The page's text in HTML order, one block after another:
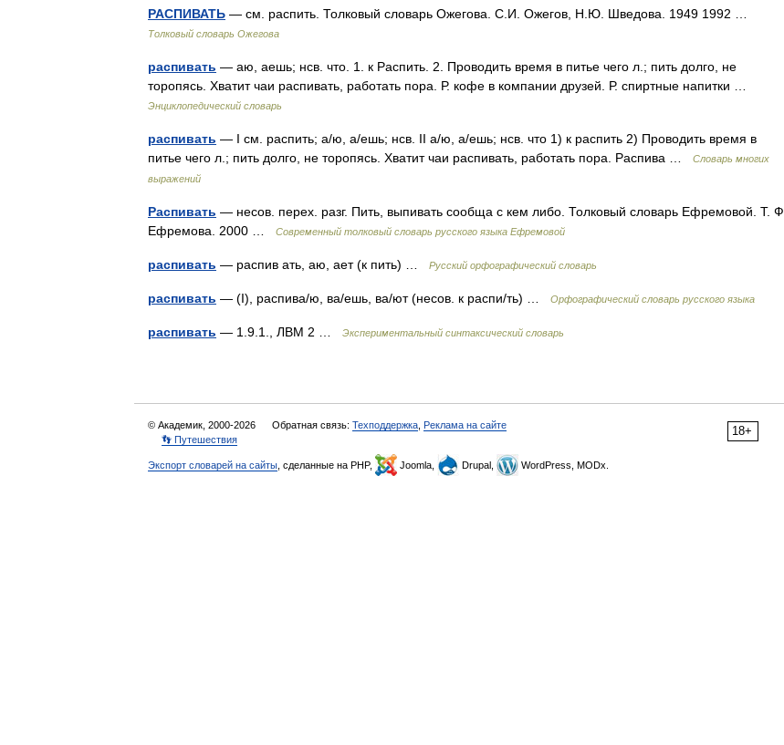
РАСПИВАТЬ — см. распить. Толковый словарь Ожегова. С.И. Ожегов, Н.Ю. Шведова. 1949 1992 …
Толковый словарь Ожегова
распивать — аю, аешь; нсв. что. 1. к Распить. 2. Проводить время в питье чего л.; пить долго, не
торопясь. Хватит чаи распивать, работать пора. Р. кофе в компании друзей. Р. спиртные напитки …
Энциклопедический словарь
распивать — I см. распить; а/ю, а/ешь; нсв. II а/ю, а/ешь; нсв. что 1) к распить 2) Проводить время в
питье чего л.; пить долго, не торопясь. Хватит чаи распивать, работать пора. Распива …
Словарь многих
выражений
Распивать — несов. перех. разг. Пить, выпивать сообща с кем либо. Толковый словарь Ефремовой. Т. Ф.
Ефремова. 2000 …
Современный толковый словарь русского языка Ефремовой
распивать — распив ать, аю, ает (к пить) … Русский орфографический словарь
распивать — (I), распива/ю, ва/ешь, ва/ют (несов. к распи/ть) … Орфографический словарь русского языка
распивать — 1.9.1., ЛВМ 2 … Экспериментальный синтаксический словарь
18+
© Академик, 2000-2026 Обратная связь: Техподдержка Реклама на сайте
👣 Путешествия
Экспорт словарей на сайты , сделанные на PHP, Joomla, Drupal, WordPress, MODx.